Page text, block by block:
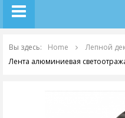
Вы здесь: Home Лепной
Лента алюминиевая